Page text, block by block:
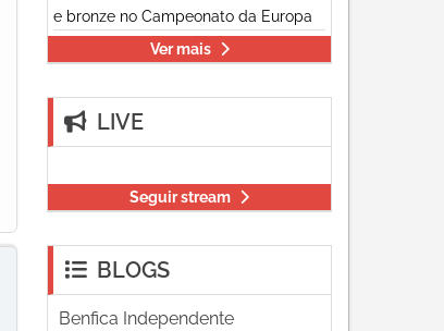
e bronze no Campeonato da Europa
Ver mais
LIVE
Seguir stream
BLOGS
Benfica Independente